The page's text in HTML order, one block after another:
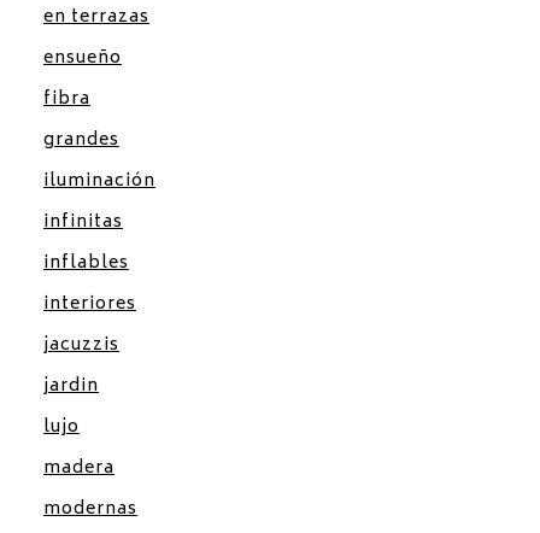
en terrazas
ensueño
fibra
grandes
iluminación
infinitas
inflables
interiores
jacuzzis
jardin
lujo
madera
modernas